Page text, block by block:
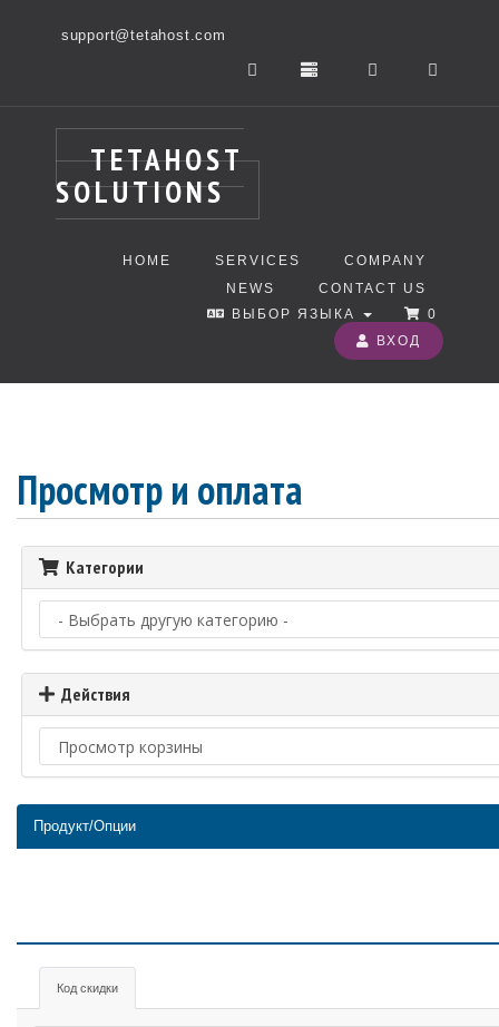
support@tetahost.com
TETAHOST
SOLUTIONS
HOME SERVICES
COMPANY
NEWS
CONTACT US
ВЫБОР ЯЗЫКА
0
ВХОД
Просмотр и оплата
Категории
Действия
Продукт/Опции
Код скидки